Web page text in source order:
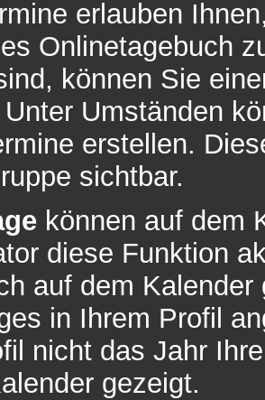
erlauben
Onlinetagebuch
können Sie
Umständen
erstellen.
sichtbar.
können auf dem
diese Funktion
auf dem
in Ihrem Profil
nicht das Jahr
gezeigt.